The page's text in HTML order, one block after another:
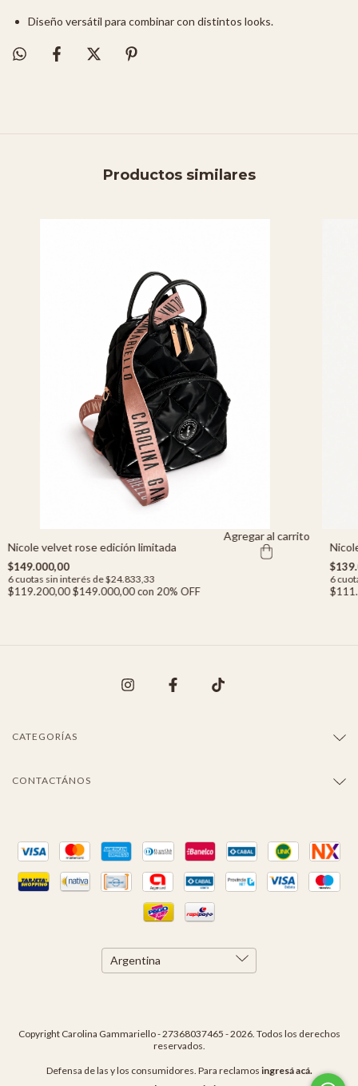
Diseño versátil para combinar con distintos looks.
Productos similares
Nicole velvet rose edición limitada
$149.000,00
6cuotas sin interés de$24.833,33
$119.200,00$149.000,00con 20% OFF
Agregar al carrito
6
CATEGORÍAS
CONTACTÁNOS
Copyright Carolina Gammariello - 27368037465 - 2026. Todos los derechos
reservados.
Defensa de las y los consumidores. Para reclamos ingresá acá.